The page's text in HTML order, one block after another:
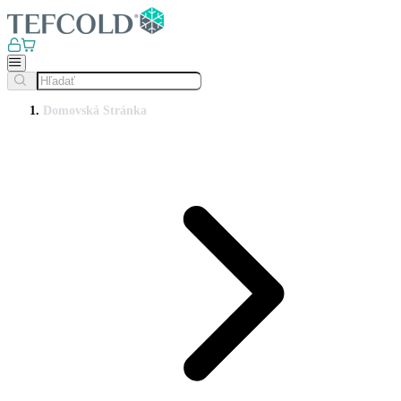
Domovská Stránka